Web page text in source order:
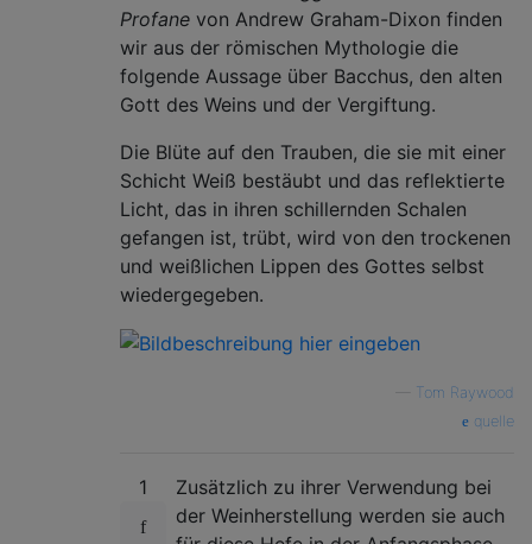
Profane von Andrew Graham-Dixon finden
wir aus der römischen Mythologie die
folgende Aussage über Bacchus, den alten
Gott des Weins und der Vergiftung.
Die Blüte auf den Trauben, die sie mit einer
Schicht Weiß bestäubt und das reflektierte
Licht, das in ihren schillernden Schalen
gefangen ist, trübt, wird von den trockenen
und weißlichen Lippen des Gottes selbst
wiedergegeben.
Tom Raywood
quelle
1
Zusätzlich zu ihrer Verwendung bei
der Weinherstellung werden sie auch